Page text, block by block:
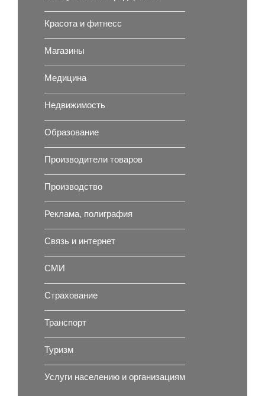
Красота и фитнесс
Магазины
Медицина
Недвижимость
Образование
Производители товаров
Производство
Реклама, полиграфия
Связь и интернет
СМИ
Страхование
Транспорт
Туризм
Услуги населению и организациям